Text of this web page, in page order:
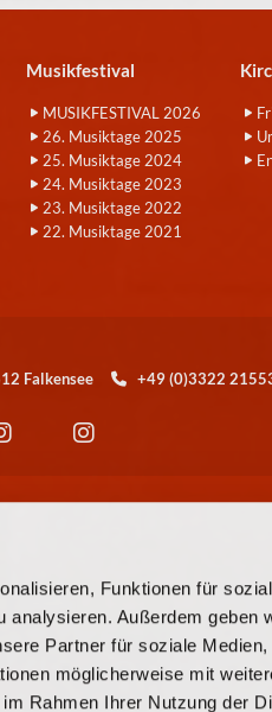
Funktionen für
analysieren. Außerdem geben
Partner für soziale Medien,
möglicherweise mit
Rahmen Ihrer Nutzung der
Musikfestival
MUSIKFESTIVAL 2026
26. Musiktage 2025
25. Musiktage 2024
24. Musiktage 2023
23. Musiktage 2022
22. Musiktage 2021
Falkensee  +49 (0)3322
© EKBO
Falkensee-Falkenhagen
Richtlinie